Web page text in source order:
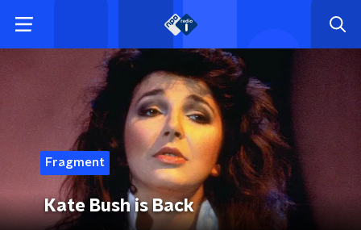
Fragment
Kate Bush is Back